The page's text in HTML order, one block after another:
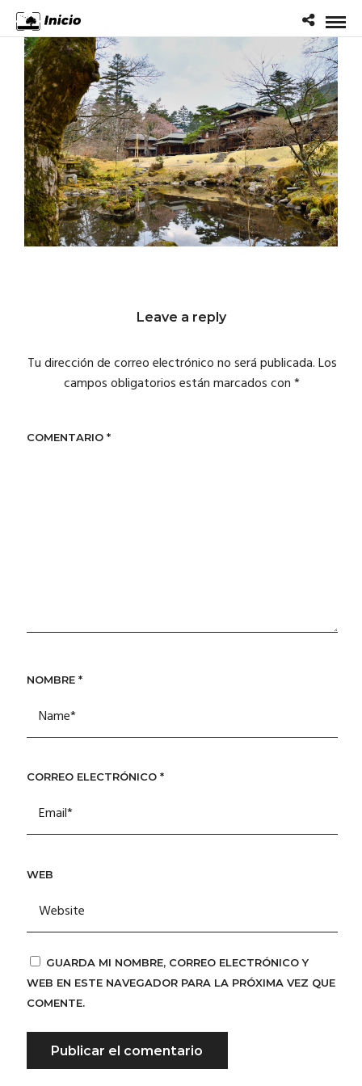
Leave a reply
Tu dirección de correo electrónico no será publicada.Los
campos obligatorios están marcados con*
COMENTARIO *
NOMBRE *
CORREO ELECTRÓNICO *
WEB
GUARDA MI NOMBRE, CORREO ELECTRÓNICO Y
WEB EN ESTE NAVEGADOR PARA LA PRÓXIMA VEZ QUE
COMENTE.